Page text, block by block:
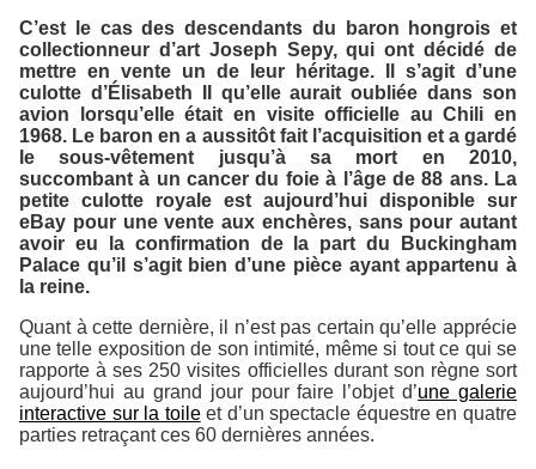
C’est le cas des descendants du baron hongrois et
collectionneur d’art Joseph Sepy, qui ont décidé de
mettre en vente un de leur héritage. Il s’agit d’une
culotte d’Élisabeth II qu’elle aurait oubliée dans son
avion lorsqu’elle était en visite officielle au Chili en
1968. Le baron en a aussitôt fait l’acquisition et a gardé
le sous-vêtement jusqu’à sa mort en 2010,
succombant à un cancer du foie à l’âge de 88 ans. La
petite culotte royale est aujourd’hui disponible sur
eBay pour une vente aux enchères, sans pour autant
avoir eu la confirmation de la part du Buckingham
Palace qu’il s’agit bien d’une pièce ayant appartenu à
la reine.
Quant à cette dernière, il n’est pas certain qu’elle apprécie
une telle exposition de son intimité, même si tout ce qui se
rapporte à ses 250 visites officielles durant son règne sort
aujourd’hui au grand jour pour faire l’objet d’une galerie
interactive sur la toileet d’un spectacle équestre en quatre
parties retraçant ces 60 dernières années.